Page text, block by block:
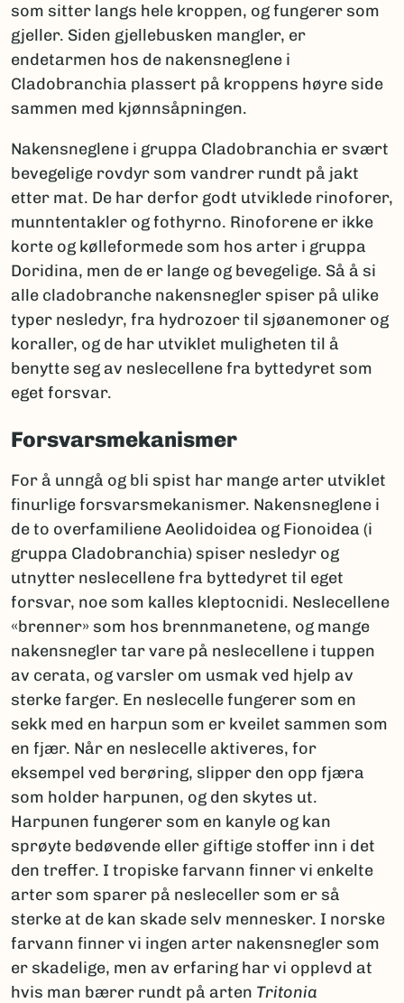
som sitter langs hele kroppen, og fungerer som
gjeller. Siden gjellebusken mangler, er
endetarmen hos de nakensneglene i
Cladobranchia plassert på kroppens høyre side
sammen med kjønnsåpningen.
Nakensneglene i gruppa Cladobranchia er svært
bevegelige rovdyr som vandrer rundt på jakt
etter mat. De har derfor godt utviklede rinoforer,
munntentakler og fothyrno. Rinoforene er ikke
korte og kølleformede som hos arter i gruppa
Doridina, men de er lange og bevegelige. Så å si
alle cladobranche nakensnegler spiser på ulike
typer nesledyr, fra hydrozoer til sjøanemoner og
koraller, og de har utviklet muligheten til å
benytte seg av neslecellene fra byttedyret som
eget forsvar.
Forsvarsmekanismer
For å unngå og bli spist har mange arter utviklet
finurlige forsvarsmekanismer. Nakensneglene i
de to overfamiliene Aeolidoidea og Fionoidea (i
gruppa Cladobranchia) spiser nesledyr og
utnytter neslecellene fra byttedyret til eget
forsvar, noe som kalles kleptocnidi. Neslecellene
«brenner» som hos brennmanetene, og mange
nakensnegler tar vare på neslecellene i tuppen
av cerata, og varsler om usmak ved hjelp av
sterke farger. En neslecelle fungerer som en
sekk med en harpun som er kveilet sammen som
en fjær. Når en neslecelle aktiveres, for
eksempel ved berøring, slipper den opp fjæra
som holder harpunen, og den skytes ut.
Harpunen fungerer som en kanyle og kan
sprøyte bedøvende eller giftige stoffer inn i det
den treffer. I tropiske farvann finner vi enkelte
arter som sparer på nesleceller som er så
sterke at de kan skade selv mennesker. I norske
farvann finner vi ingen arter nakensnegler som
er skadelige, men av erfaring har vi opplevd at
hvis man bærer rundt på arten Tritonia